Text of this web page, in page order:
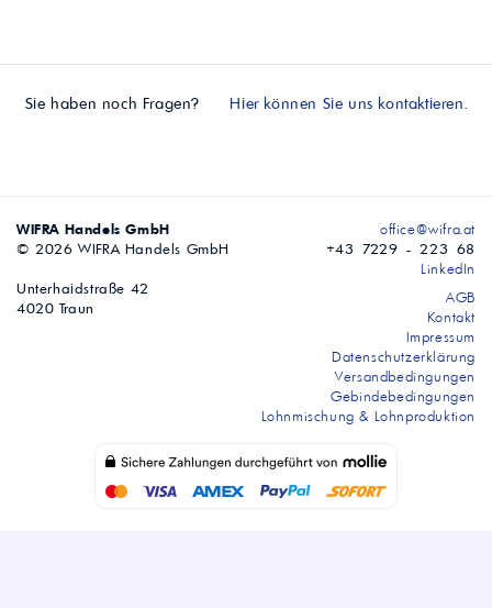
Sie haben noch Fragen? Hier können Sie uns kontaktieren.
WIFRA Handels GmbH
© 2026 WIFRA Handels GmbH
Unterhaidstraße 42
4020 Traun
office@wifra.at
+43 7229 - 223 68
LinkedIn
AGB
Kontakt
Impressum
Datenschutzerklärung
Versandbedingungen
Gebindebedingungen
Lohnmischung & Lohnproduktion